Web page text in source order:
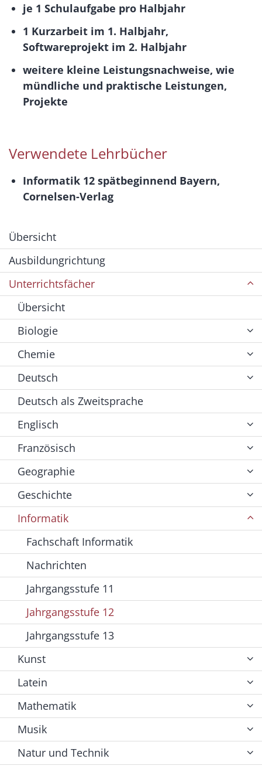
je 1 Schulaufgabe pro Halbjahr
1 Kurzarbeit im 1. Halbjahr,
Softwareprojekt im 2. Halbjahr
weitere kleine Leistungsnachweise, wie
mündliche und praktische Leistungen,
Projekte
Verwendete Lehrbücher
Informatik 12 spätbeginnend Bayern,
Cornelsen-Verlag
Übersicht
Ausbildungrichtung
Unterrichtsfächer
Übersicht
Biologie
Chemie
Deutsch
Deutsch als Zweitsprache
Englisch
Französisch
Geographie
Geschichte
Informatik
Fachschaft Informatik
Nachrichten
Jahrgangsstufe 11
Jahrgangsstufe 12
Jahrgangsstufe 13
Kunst
Latein
Mathematik
Musik
Natur und Technik